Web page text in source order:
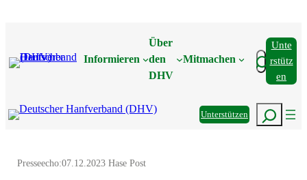
Informieren
Über
den
DHV
Mitmachen Suchen
Unte
Rstütz
En
UnterstützenSuchen
Presseecho:07.12.2023 Hase Post